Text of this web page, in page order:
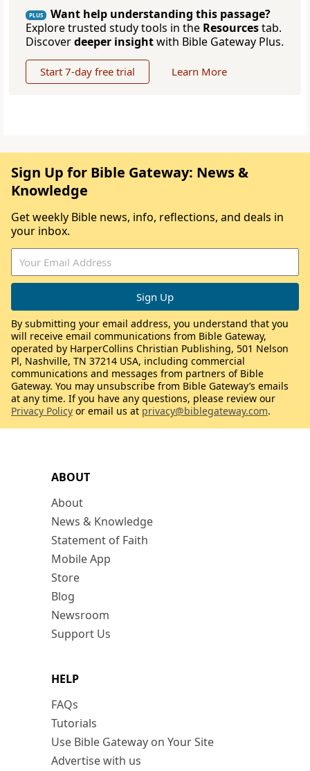
PLUS
Want help understanding this passage?
Explore trusted study tools in the Resourcestab.
Discoverdeeper insightwith Bible Gateway Plus.
Start 7-day free trial Learn More
ABOUT
About
News & Knowledge
Statement of Faith
Mobile App
Store
Blog
Newsroom
Support Us
HELP
FAQs
Tutorials
Use Bible Gateway on Your Site
Advertise with us
Sign Up for Bible Gateway: News &
Knowledge
Get weekly Bible news, info, reflections, and deals in
your inbox.
By submitting your email address, you understand that you
will receive email communications from Bible Gateway,
operated by HarperCollins Christian Publishing, 501 Nelson
Pl, Nashville, TN 37214 USA, including commercial
communications and messages from partners of Bible
Gateway. You may unsubscribe from Bible Gateway’s emails
at any time. If you have any questions, please review our
Privacy Policy or email us at privacy@biblegateway.com.